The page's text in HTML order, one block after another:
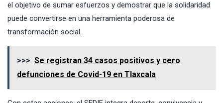
el objetivo de sumar esfuerzos y demostrar que la solidaridad
puede convertirse en una herramienta poderosa de
transformación social.
>>> Se registran 34 casos positivos y cero
defunciones de Covid-19 en Tlaxcala